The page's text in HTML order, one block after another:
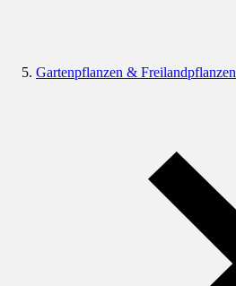
Gartenpflanzen & Freilandpflanzen